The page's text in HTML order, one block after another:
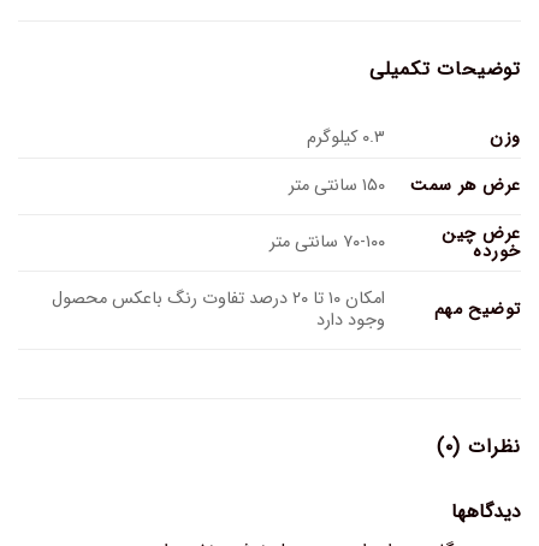
توضیحات تکمیلی
وزن
۰.۳ کیلوگرم
عرض هر سمت
۱۵۰ سانتی متر
عرض چین
خورده ۷۰-۱۰۰ سانتی متر
توضیح مهم امکان ۱۰ تا ۲۰ درصد تفاوت رنگ باعکس محصول
وجود دارد
نظرات (۰)
دیدگاهها